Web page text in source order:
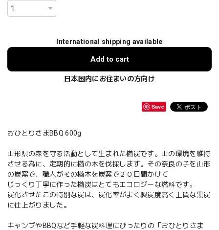
International shipping available
Add to cart
日本国内にお住まいの方向け
Save
おひとりさまBBQ 600g
山形県の森を守る活動として生まれた楢炭です。山の環境を維持
させる為に、定期的に楢の木を伐採します。その奈良の子を山形
の炭窯で、職人がその楢木を炭窯で２０日間かけて
じっくり丁寧に作った楢炭はとてもエコロジーな燃料です。
炭化させたこの特別な炭は、炭化率がよく製炭度高く上質な黒炭
に仕上がりました。
キャンプやBBQなど手軽な炭料理にぴったりの「おひとりさま